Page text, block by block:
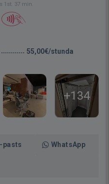
1st. 37 min.
55,00€/stunda
+134
pasts WhatsApp